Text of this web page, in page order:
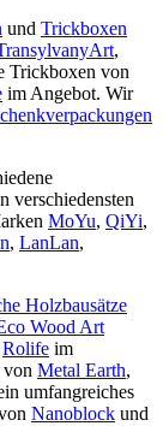
und Trickboxen
,
Trickboxen von
im Angebot. Wir
verschiedensten
MoYu, QiYi,
, LanLan,
Holzbausätze
Wood Art
Rolife im
Metal Earth,
umfangreiches
Nanoblock und